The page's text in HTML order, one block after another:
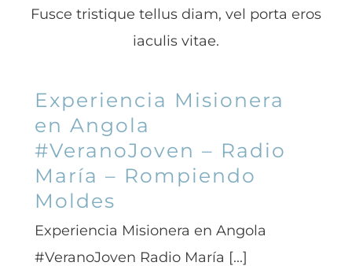
Fusce tristique tellus diam, vel porta eros
iaculis vitae.
Experiencia Misionera
en Angola
#VeranoJoven – Radio
María – Rompiendo
Moldes
Experiencia Misionera en Angola
#VeranoJoven Radio María [...]